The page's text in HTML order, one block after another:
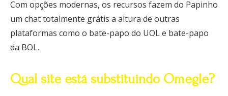
Com opções modernas, os recursos fazem do Papinho
um chat totalmente grátis a altura de outras
plataformas como o bate-papo do UOL e bate-papo
da BOL.
Qual site está substituindo Omegle?